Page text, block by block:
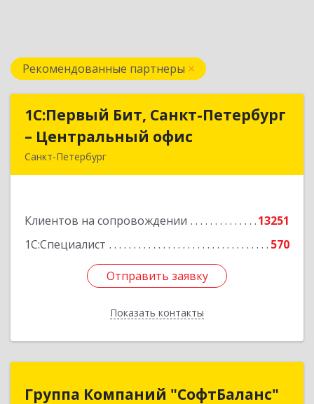
Рекомендованные партнеры
1С:Первый Бит, Санкт-Петербург
– Центральный офис
Санкт-Петербург
Клиентов на сопровождении
13251
1С:Специалист
570
Отправить заявку
Показать контакты
1С:Первый Бит, Санкт-Петербург
– Центральный офис
Отправить заявку
Назад
Группа Компаний "СофтБаланс"
Группа Компаний "СофтБаланс"